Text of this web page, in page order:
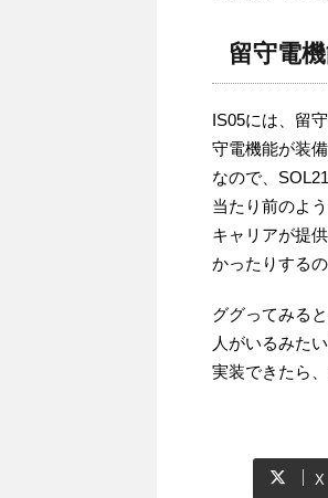
留守電
IS05には、留
守電機能が装
なので、
当たり前のよ
キャリアが提
かったりする
ググってみる
人がいるみた
実装できたら
X